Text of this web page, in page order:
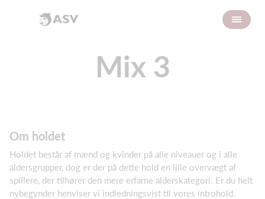
Mix 3
Om holdet
Holdet består af mænd og kvinder på alle niveauer og i alle
aldersgrupper, dog er der på dette hold en lille overvægt af
spillere, der tilhører den mere erfarne alderskategori. Er du helt
nybegynder henviser vi indledningsvist til vores introhold.